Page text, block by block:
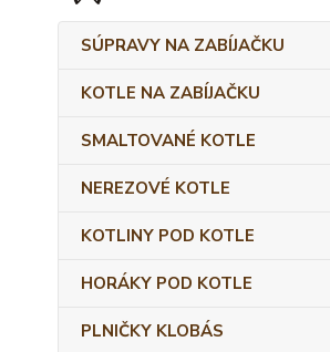
SÚPRAVY NA ZABÍJAČKU
KOTLE NA ZABÍJAČKU
SMALTOVANÉ KOTLE
NEREZOVÉ KOTLE
KOTLINY POD KOTLE
HORÁKY POD KOTLE
PLNIČKY KLOBÁS